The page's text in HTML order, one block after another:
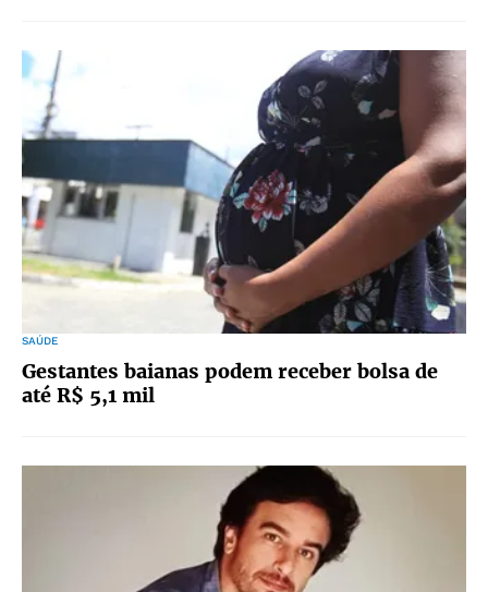
SAÚDE
Gestantes baianas podem receber bolsa de
até R$ 5,1 mil